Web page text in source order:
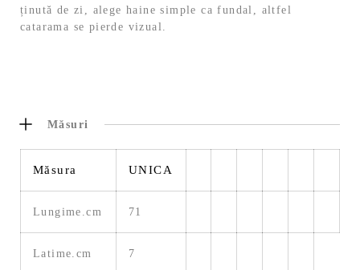
ținută de zi, alege haine simple ca fundal, altfel
catarama se pierde vizual.
Măsuri
Măsura UNICA
Lungime.cm 71
Latime.cm 7